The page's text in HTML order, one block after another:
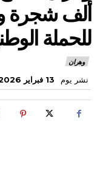
للحملة
وهران
نشر يوم 13 فبراير 2026